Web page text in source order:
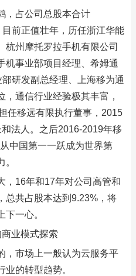
，占公司总股本合计
前正值壮年，历任浙江华能
杭州摩托罗拉手机有限公司
机事业部项目经理、希姆通
研发副总经理、上海移为通
通信行业经验极其丰富，
任移远有限执行董事，2015
法人。之后2016-2019年移
中国第一一跃成为世界第
，16年和17年对公司高管和
总共占股本达到9.23%，将
下一心。
商业模式探索
，市场上一般认为云服务平
的转型趋势。